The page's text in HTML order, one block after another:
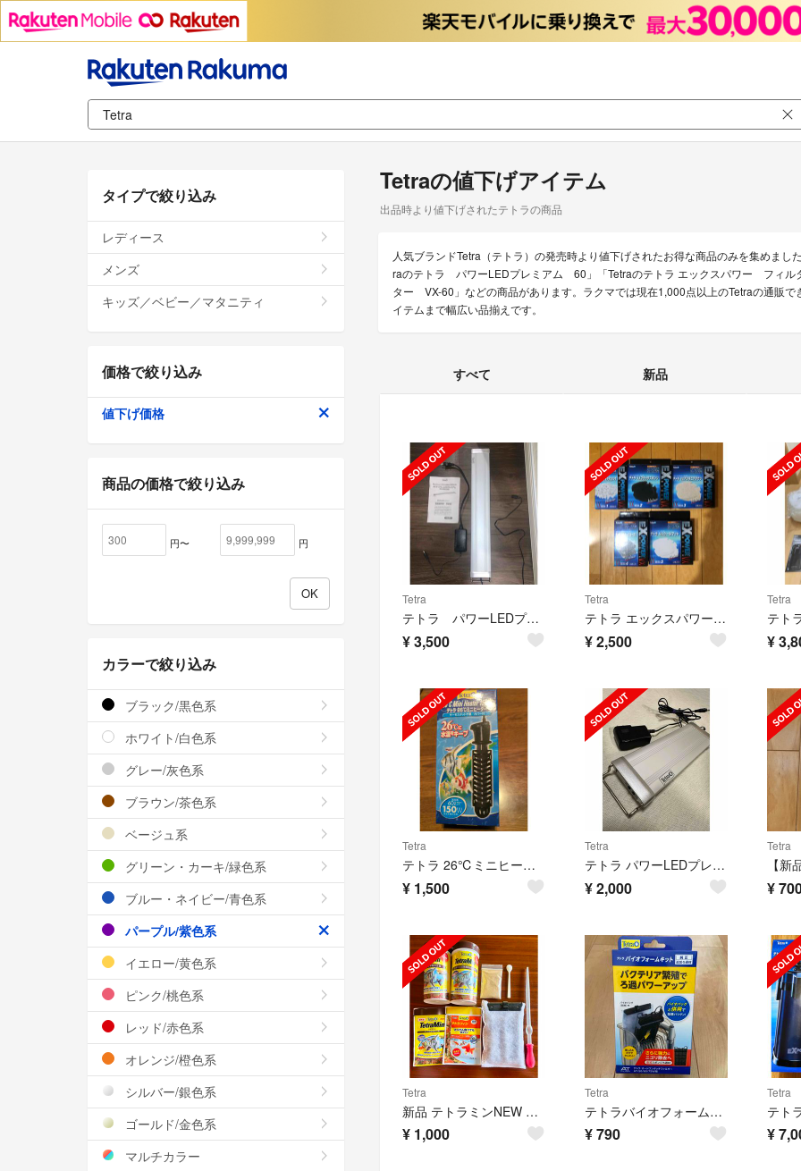
Tetraの値下げアイテム
出品時より値下げされたテトラの商品
人気ブランドTetra（テトラ）の発売時より値下げされたお得な商品のみを集めま
raのテトラ パワーLEDプレミアム 60」「Tetraのテトラ エックスパワー フィル
ター VX-60」などの商品があります。ラクマでは現在1,000点以上のTetraの通販
イテムまで幅広い品揃えです。
すべて 新品
Tetra
テトラ パワーLEDプレミアム 60
¥3,500
Tetra
テトラ エックスパワー フィルターセット
¥2,500
Tetra
¥
Tetra
テトラ 26℃ミニヒーター 150Wカバー付 MHC-150
¥ 1,500
Tetra
テトラ パワーLEDプレミアム30 水槽 ライト
¥2,000
Tetra
¥
Tetra
新品 テトラミンNEW 他アクアリウム エサ ピペット フィルター
¥ 1,000
Tetra
テトラバイオフォームキット AT-50/60/75W用
¥790
Tetra
¥
タイプで絞り込み
レディース
メンズ
キッズ／ベビー／マタニティ
価格で絞り込み
値下げ価格
商品の価格で絞り込み
円〜 円
カラーで絞り込み
ブラック/黒色系
ホワイト/白色系
グレー/灰色系
ブラウン/茶色系
ベージュ系
グリーン・カーキ/緑色系
ブルー・ネイビー/青色系
パープル/紫色系
イエロー/黄色系
ピンク/桃色系
レッド/赤色系
オレンジ/橙色系
シルバー/銀色系
ゴールド/金色系
マルチカラー